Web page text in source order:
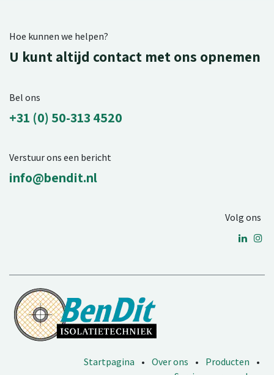
Hoe kunnen we helpen?
U kunt altijd contact met ons opnemen
Bel ons
+31 (0) 50-313 4520
Verstuur ons een bericht
info@bendit.nl
Volg ons
Startpagina • Over ons • Producten
•